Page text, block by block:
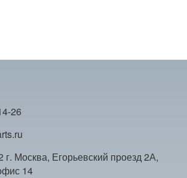
26
Москва, Егорьевский проезд 2А,
14